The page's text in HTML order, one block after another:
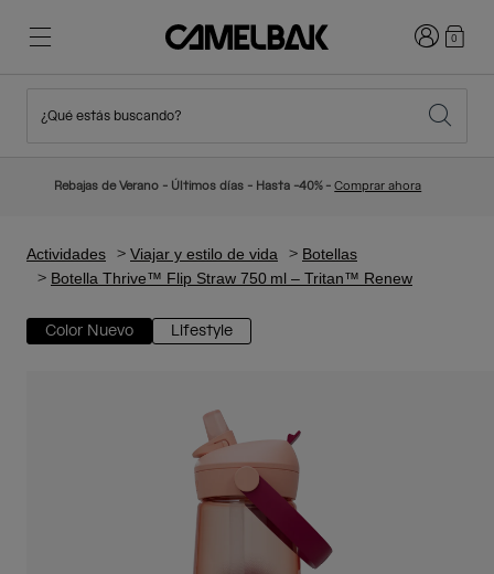
Novedades
Mochilas Hidratación
Senderismo
Viajar y estilo de vida
Adiós a los desechables
Iniciar0
¿Qué estás buscando?
Rebajas de Verano - Últimos días - Hasta -40% -Comprar ahora
Actividades Viajar y estilo de vida
Botellas
Botella Thrive™ Flip Straw 750 ml – Tritan™ Renew
Color Nuevo Lifestyle